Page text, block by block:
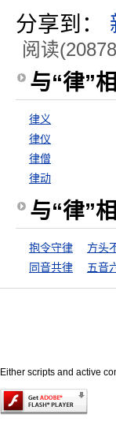
分享到：
阅读
与“律”
律义
律仪
律僧
律动
与“律”
抱令守律 方头
同音共律
五音
Either scripts and active